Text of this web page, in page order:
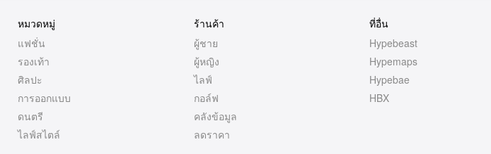
หมวดหมู่
แฟชั่น
รองเท้า
ศิลปะ
การออกแบบ
ดนตรี
ไลฟ์สไตล์
ร้านค้า
ผู้ชาย
ผู้หญิง
ไลฟ์
กอล์ฟ
คลังข้อมูล
ลดราคา
ที่อื่น
Hypebeast
Hypemaps
Hypebae
HBX